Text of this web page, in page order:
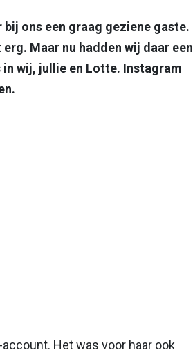
ons een graag geziene gaste.
Maar nu hadden wij daar een
wij, jullie en Lotte. Instagram
Het was voor haar ook